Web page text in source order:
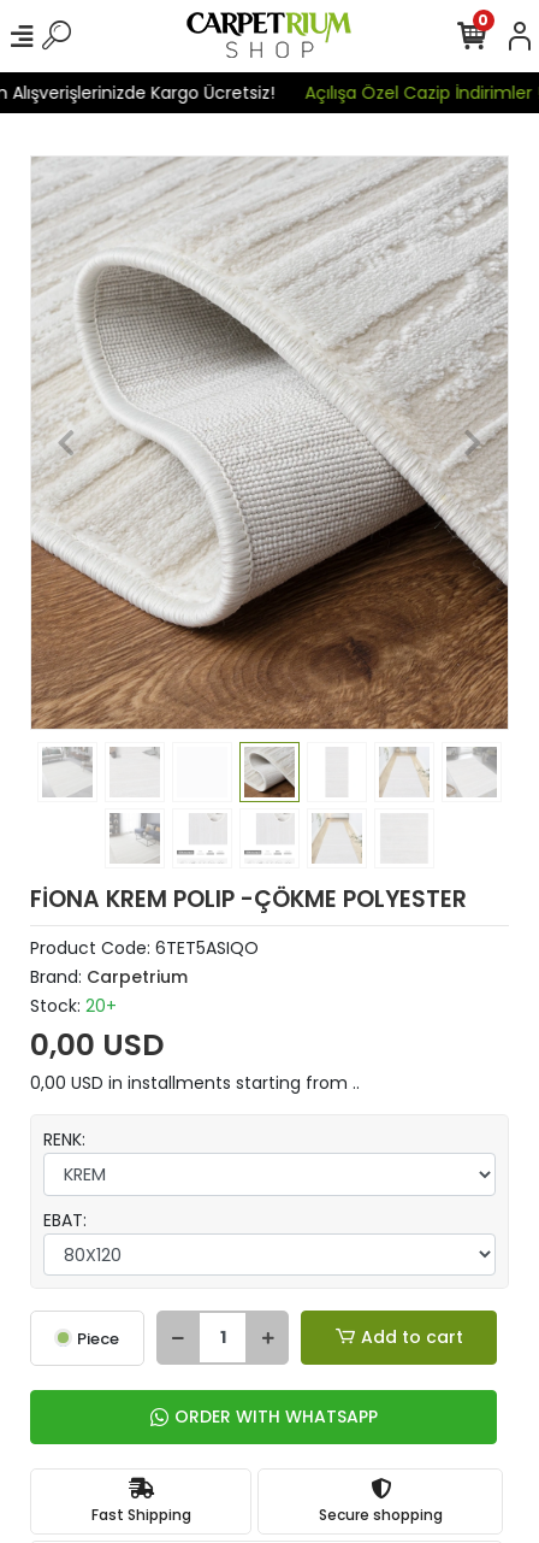
Kargo Ücretsiz! Açılışa Özel Cazip İndirimler !
0
FİONA KREM POLIP -ÇÖKME POLYESTER
Product Code: 6TET5ASIQO
Brand: Carpetrium
Stock: 20+
0,00 USD
0,00 USD in installments starting from ..
RENK:
EBAT:
Piece Add to cart
ORDER WITH WHATSAPP
Fast Shipping Secure shopping